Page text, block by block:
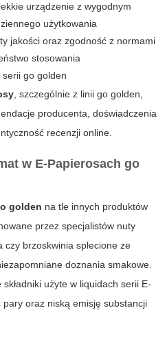
urządzenie z wygodnym
użytkowania
jakości oraz zgodność z normami
stosowania
serii go golden
, szczególnie z linii go golden,
producenta, doświadczenia
recenzji online.
w E-Papierosach go
golden na tle innych produktów
przez specjalistów nuty
czy brzoskwinia splecione ze
doznania smakowe.
użyte w liquidach serii E-
oraz niską emisję substancji